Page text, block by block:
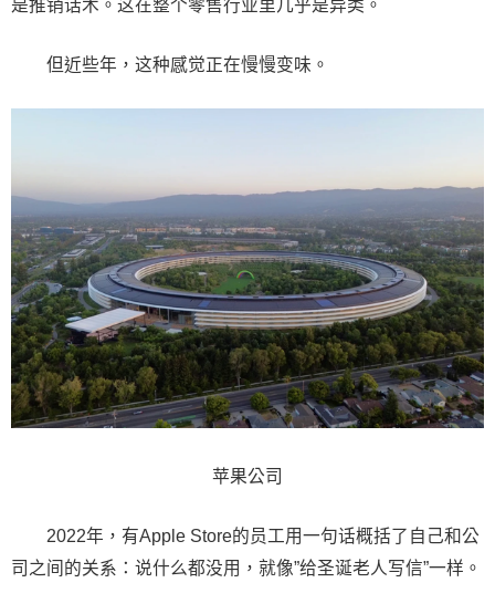
是推销话术。这在整个零售行业里几乎是异类。
但近些年，这种感觉正在慢慢变味。
苹果公司
2022年，有Apple Store的员工用一句话概括了自己和公
司之间的关系：说什么都没用，就像”给圣诞老人写信”一样。